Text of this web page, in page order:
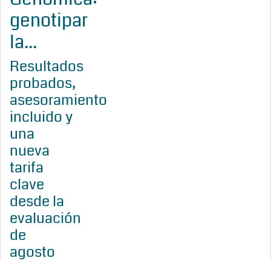
genotipar
la...
Resultados
probados,
asesoramiento
incluido y
una
nueva
tarifa
clave
desde la
evaluación
de
agosto